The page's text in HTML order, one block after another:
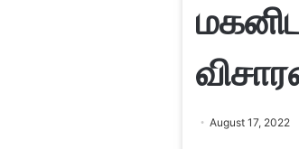
August 17, 2022